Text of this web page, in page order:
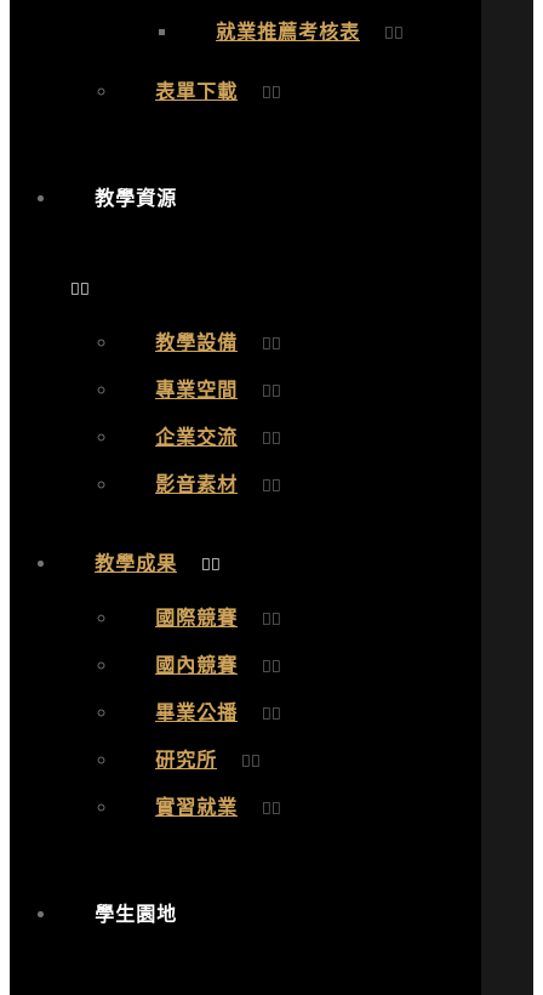
就業推薦考核表
表單下載
教學資源
教學設備
專業空間
企業交流
影音素材
教學成果
國際競賽
國內競賽
畢業公播
研究所
實習就業
學生園地